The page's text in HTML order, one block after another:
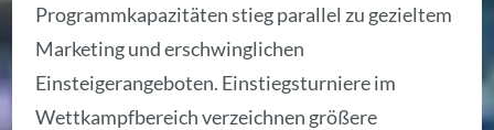
Programmkapazitäten stieg parallel zu gezieltem
Marketing und erschwinglichen
Einsteigerangeboten. Einstiegsturniere im
Wettkampfbereich verzeichnen größere